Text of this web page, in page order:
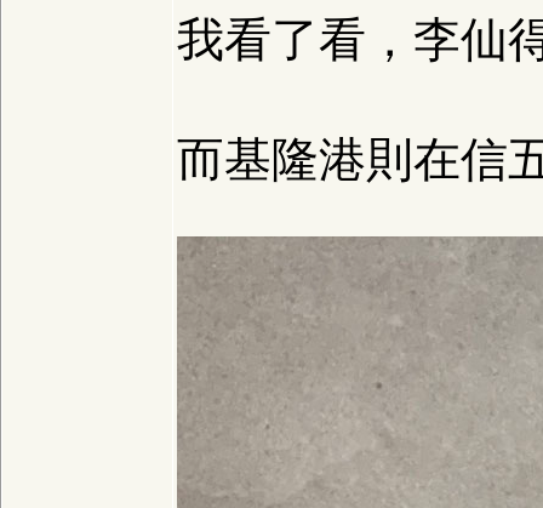
我看了看，李仙
而基隆港則在信